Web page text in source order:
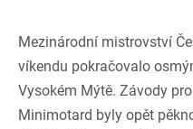
Mezinárodní mistrovství
víkendu pokračovalo
Vysokém Mýtě. Závody
Minimotard byly opět